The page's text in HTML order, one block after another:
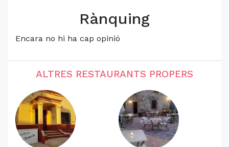
Rànquing
Encara no hi ha cap opinió
ALTRES RESTAURANTS PROPERS